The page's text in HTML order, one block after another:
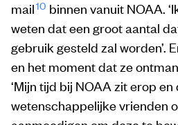
mail10 binnen vanuit NOAA.
weten dat een groot aantal
gebruik gesteld zal worden’.
en het moment dat ze
‘Mijn tijd bij NOAA zit erop
wetenschappelijke vrienden